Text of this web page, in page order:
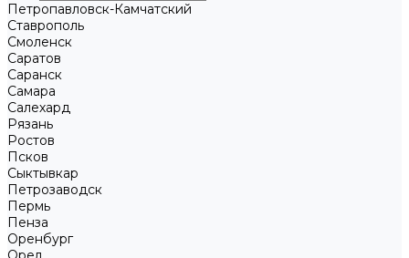
Петропавловск-Камчатский
Ставрополь
Смоленск
Саратов
Саранск
Самара
Салехард
Рязань
Ростов
Псков
Сыктывкар
Петрозаводск
Пермь
Пенза
Оренбург